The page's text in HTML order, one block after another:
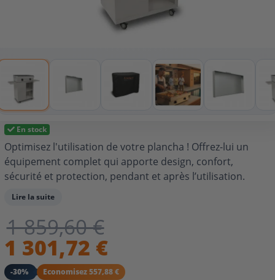
En stock
Optimisez l'utilisation de votre plancha ! Offrez-lui un
équipement complet qui apporte design, confort,
sécurité et protection, pendant et après l’utilisation.
Lire la suite
1 859,60 €
1 301,72 €
-30% Economisez 557,88 €